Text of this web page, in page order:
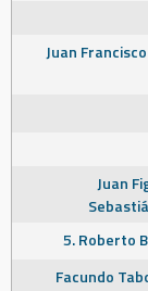
Juan
Juan
5. Roberto
Facundo